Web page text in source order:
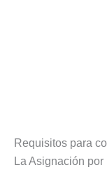
Requisitos para
La Asignación